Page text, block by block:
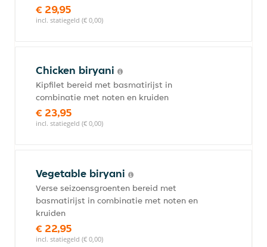
€ 29,95
incl. statiegeld (€ 0,00)
Chicken biryani
Kipfilet bereid met basmatirijst in
combinatie met noten en kruiden
€ 23,95
incl. statiegeld (€ 0,00)
Vegetable biryani
Verse seizoensgroenten bereid met
basmatirijst in combinatie met noten en
kruiden
€ 22,95
incl. statiegeld (€ 0,00)